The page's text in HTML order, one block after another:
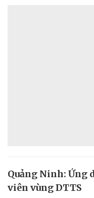
Quảng Ninh: Ứng
viên vùng DTTS